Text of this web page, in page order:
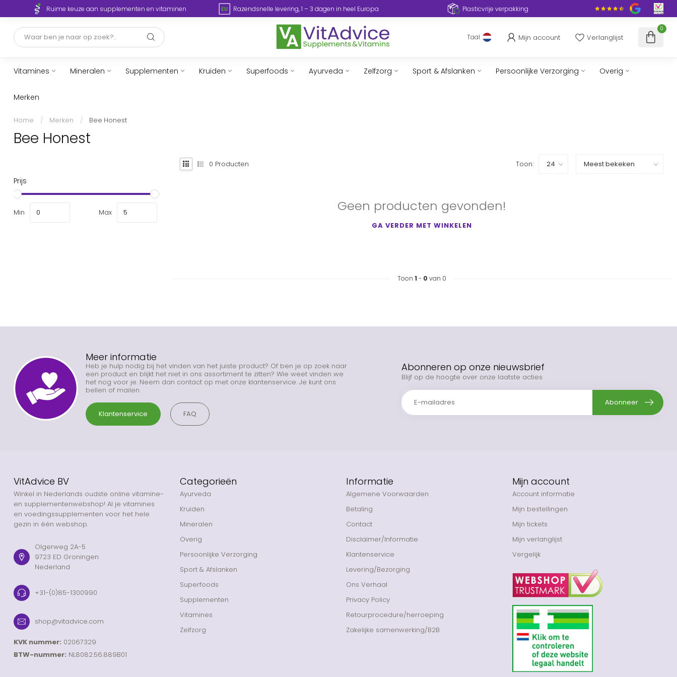
Ruime keuze aan supplementen en vitaminen Razendsnelle levering, 1 – 3 dagen in heel Europa Plasticvrije verpakking
Taal Mijn account Verlanglijst
0
Vitamines Mineralen Supplementen Kruiden Superfoods Ayurveda Zelfzorg Sport & Afslanken Persoonlijke Verzorging Overig
Merken
Home / Merken / Bee Honest
Bee Honest
Prijs
Min Max
0 Producten Toon:
Geen producten gevonden!
GA VERDER MET WINKELEN
Toon 1 - 0 van 0
Meer informatie
Heb je hulp nodig bij het vinden van het juiste product? Of ben je op zoek naar
een product en blijkt het niet in ons assortiment te zitten? Wie weet vinden we
het nog voor je. Neem dan contact op met onze klantenservice. Je kunt ons
bellen of mailen.
Klantenservice FAQ
Abonneren op onze nieuwsbrief
Blijf op de hoogte over onze laatste acties
Abonneer
VitAdvice BV
Winkel in Nederlands oudste online vitamine-
en supplementenwebshop! Al je vitamines
en voedingssupplementen voor het hele
gezin in één webshop.
Olgerweg 2A-5
9723 ED Groningen
Nederland
+31-(0)85-1300990
shop@vitadvice.com
KVK nummer: 02067329
BTW-nummer: NL8082.56.889B01
Categorieën
Ayurveda
Kruiden
Mineralen
Overig
Persoonlijke Verzorging
Sport & Afslanken
Superfoods
Supplementen
Vitamines
Zelfzorg
Informatie
Algemene Voorwaarden
Betaling
Contact
Disclaimer/Informatie
Klantenservice
Levering/Bezorging
Ons Verhaal
Privacy Policy
Retourprocedure/herroeping
Zakelijke samenwerking/B2B
Mijn account
Account informatie
Mijn bestellingen
Mijn tickets
Mijn verlanglijst
Vergelijk